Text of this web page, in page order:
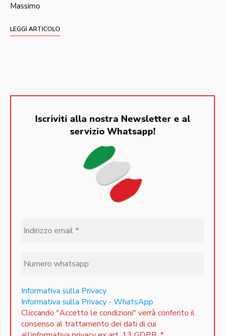
Massimo
LEGGI ARTICOLO
Iscriviti alla nostra Newsletter e al
servizio Whatsapp!
Informativa sulla Privacy
Informativa sulla Privacy - WhatsApp
Cliccando "Accetto le condizioni" verrà conferito il
consenso al trattamento dei dati di cui